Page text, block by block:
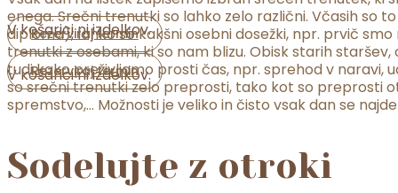
Rezerviraj termin
V košarici ni izdelkov.
V košarici ni izdelkov.
Rezerviraj termin
enega. Srečni trenutki so lahko zelo različni. Včasih so
diploma), lahko so kakšni osebni dosežki, npr. prvič
trenutki z osebami, ki so nam blizu. Obisk starih
tudi kako preživljamo prosti čas, npr. sprehod v naravi,
so srečni trenutki zelo preprosti, tako kot so preprosti
spremstvo,… Možnosti je veliko in čisto vsak dan se
Sodelujte z otroki